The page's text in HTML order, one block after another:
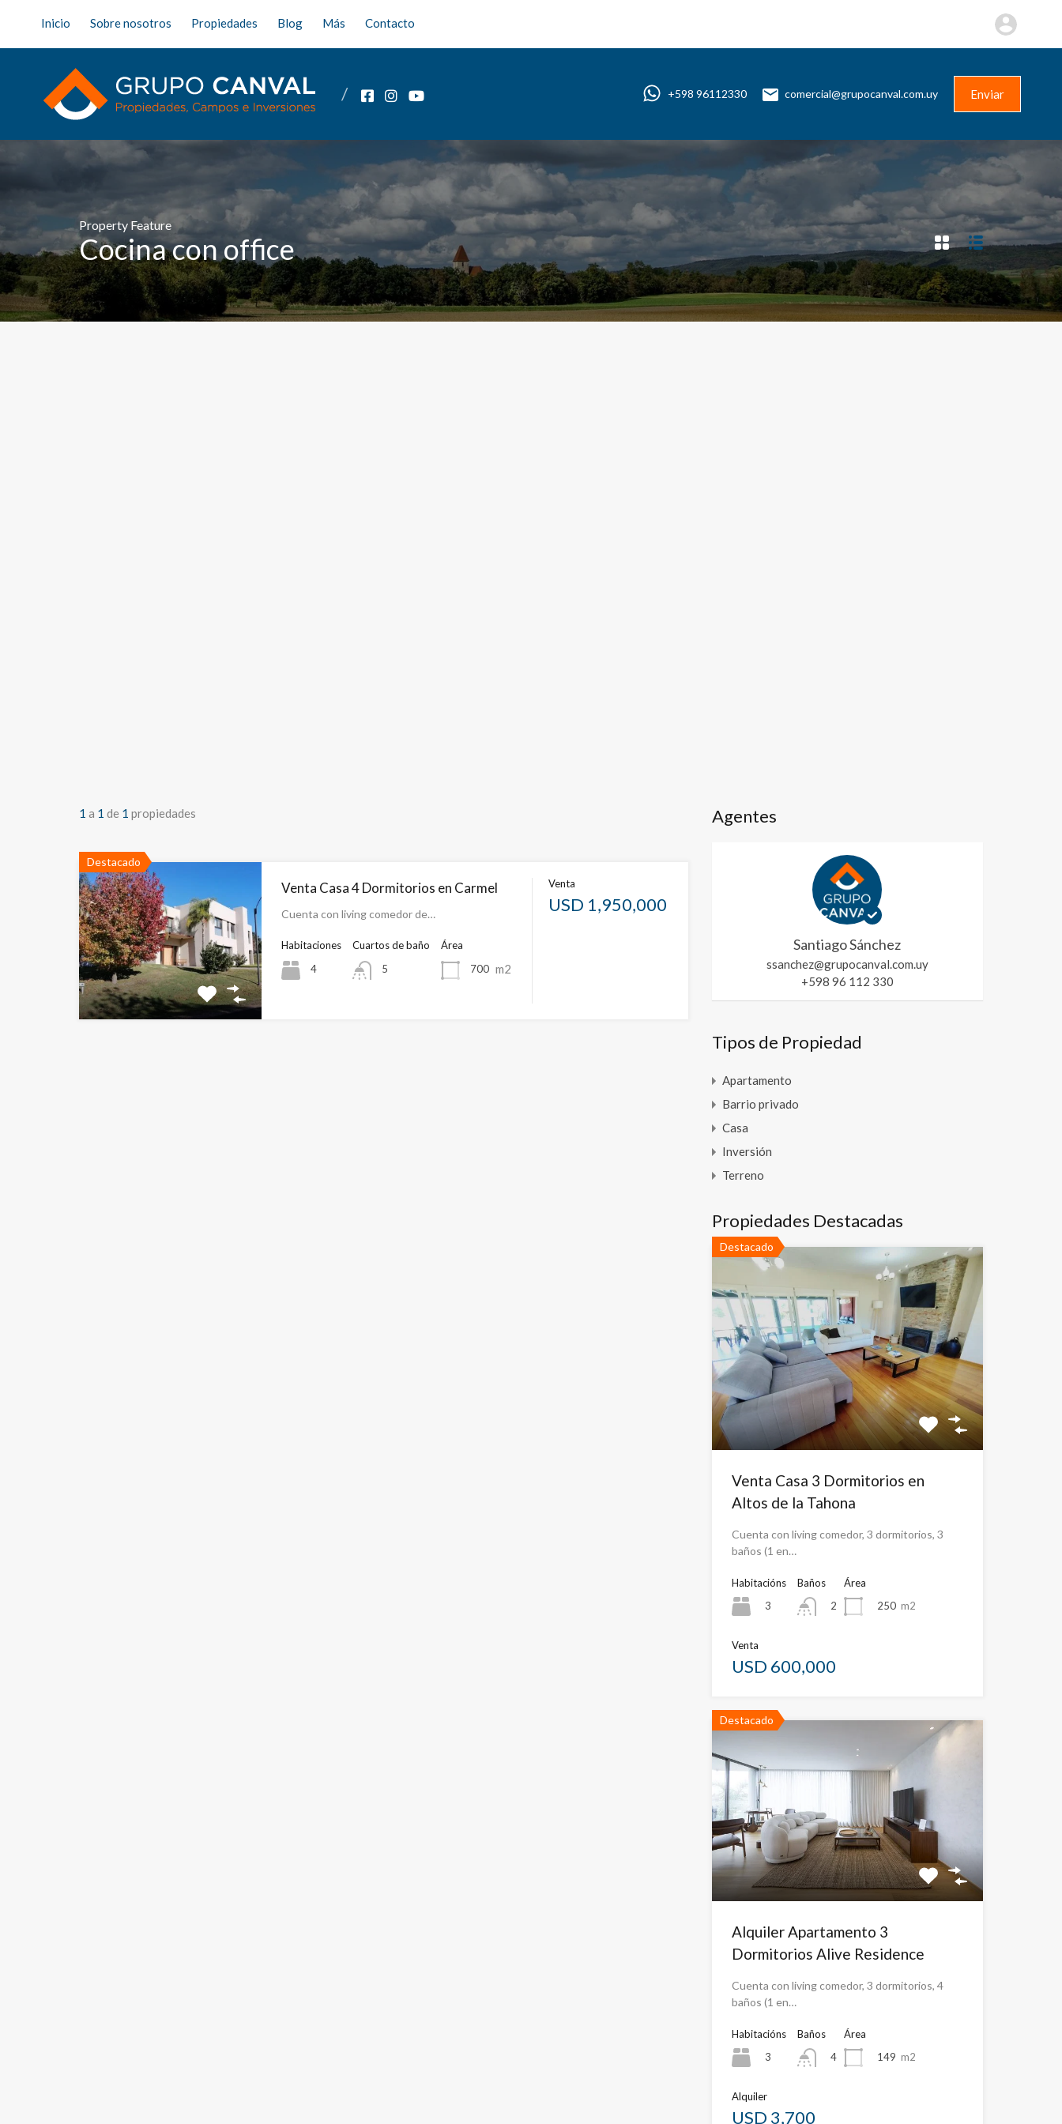
Inicio Enviar
Inicio Sobre nosotros Propiedades Blog Más Contacto
+598 96112330 comercial@grupocanval.com.uy Enviar
Property Feature
Cocina con office
1 a 1 de 1 propiedades
Destacado
Venta Casa 4 Dormitorios en Carmel
Cuenta con living comedor de…
Habitaciones
4
Cuartos de baño
5
Área
700 m2
Venta
USD 1,950,000
Agentes
Santiago Sánchez
ssanchez@grupocanval.com.uy
+598 96 112 330
Tipos de Propiedad
Apartamento
Barrio privado
Casa
Inversión
Terreno
Propiedades Destacadas
Destacado
Venta Casa 3 Dormitorios en
Altos de la Tahona
Cuenta con living comedor, 3 dormitorios, 3
baños (1 en…
Habitacións
3
Baños
2
Área
250 m2
Venta
USD 600,000
Destacado
Alquiler Apartamento 3
Dormitorios Alive Residence
Cuenta con living comedor, 3 dormitorios, 4
baños (1 en…
Habitacións
3
Baños
4
Área
149 m2
Alquiler
USD 3,700